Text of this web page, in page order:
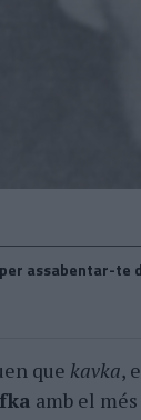
per assabentar-
que kavka,
amb el